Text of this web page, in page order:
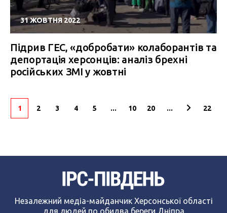
31 ЖОВТНЯ 2022
Підрив ГЕС, «добробати» колаборантів та
депортація херсонців: аналіз брехні
російських ЗМІ у жовтні
1 2 3 4 5 ... 10 20 ... 22
Незалежний медіа-майданчик Херсонської області
для людей по обидва береги Дніпра